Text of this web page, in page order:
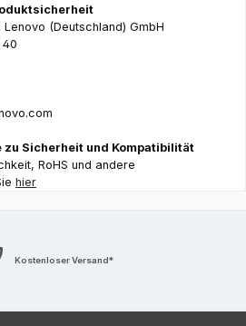
(Deutschland) GmbH
zu Sicherheit und Kompatibilität
RoHS und andere
hier
Kostenloser Versand*